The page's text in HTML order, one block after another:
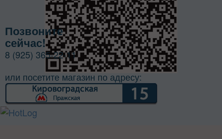
Позвоните
сейчас!
8 (925) 365-22-11
или посетите магазин по адресу: